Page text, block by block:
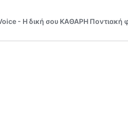
- H δική σου ΚΑΘΑΡΗ Ποντιακή